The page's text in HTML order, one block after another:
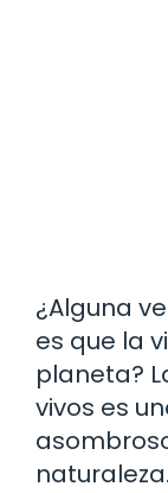
¿Alguna
es que la
planeta?
vivos es
naturaleza.